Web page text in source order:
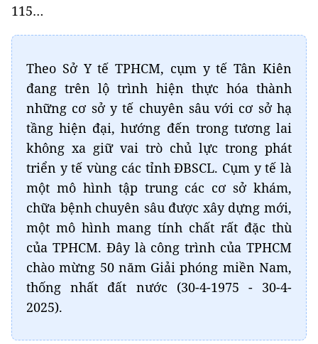
115…
Theo Sở Y tế TPHCM, cụm y tế Tân Kiên
đang trên lộ trình hiện thực hóa thành
những cơ sở y tế chuyên sâu với cơ sở hạ
tầng hiện đại, hướng đến trong tương lai
không xa giữ vai trò chủ lực trong phát
triển y tế vùng các tỉnh ĐBSCL. Cụm y tế là
một mô hình tập trung các cơ sở khám,
chữa bệnh chuyên sâu được xây dựng mới,
một mô hình mang tính chất rất đặc thù
của TPHCM. Đây là công trình của TPHCM
chào mừng 50 năm Giải phóng miền Nam,
thống nhất đất nước (30-4-1975 - 30-4-
2025).